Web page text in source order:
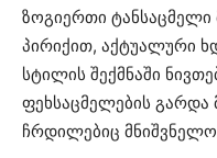
ზოგიერთი
პირიქით, აქტუალური
სტილის შექმნაში
ფეხსაცმელების
ჩრდილებიც